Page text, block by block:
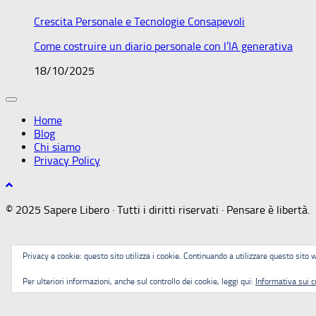
Crescita Personale e Tecnologie Consapevoli
Come costruire un diario personale con l’IA generativa
18/10/2025
Home
Blog
Chi siamo
Privacy Policy
© 2025 Sapere Libero · Tutti i diritti riservati · Pensare è libertà.
Privacy e cookie: questo sito utilizza i cookie. Continuando a utilizzare questo sito
Per ulteriori informazioni, anche sul controllo dei cookie, leggi qui: Informativa sui